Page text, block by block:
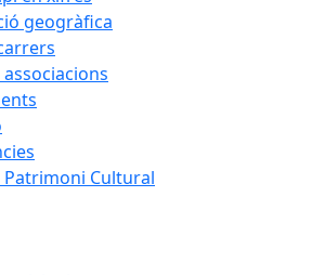
geogràfica
Patrimoni Cultural